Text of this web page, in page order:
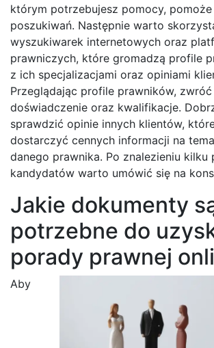
którym potrzebujesz pomocy,
poszukiwań. Następnie warto
wyszukiwarek internetowych oraz
prawniczych, które gromadzą profile
z ich specjalizacjami oraz opiniami
Przeglądając profile prawników,
doświadczenie oraz kwalifikacje.
sprawdzić opinie innych klientów,
dostarczyć cennych informacji na
danego prawnika. Po znalezieniu kilku
kandydatów warto umówić się na
Jakie dokumenty
potrzebne do
porady prawnej
Aby